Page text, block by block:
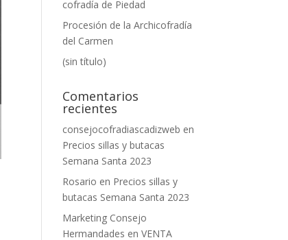
cofradía de Piedad
Procesión de la Archicofradía
del Carmen
(sin título)
Comentarios
recientes
consejocofradiascadizweb en
Precios sillas y butacas
Semana Santa 2023
Rosario en Precios sillas y
butacas Semana Santa 2023
Marketing Consejo
Hermandades enVENTA